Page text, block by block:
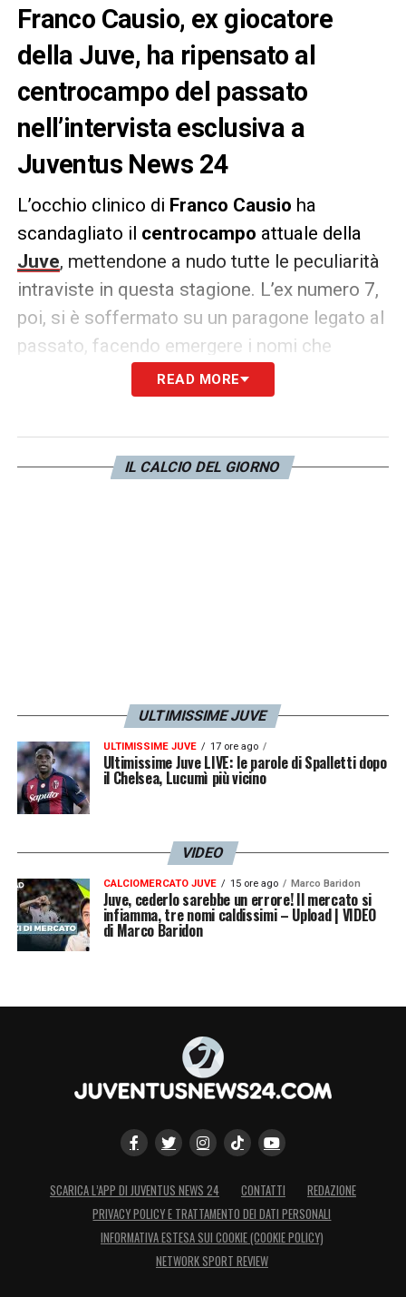
Franco Causio, ex giocatore
della Juve, ha ripensato al
centrocampo del passato
nell’intervista esclusiva a
Juventus News 24
L’occhio clinico di Franco Causio ha
scandagliato il centrocampo attuale della
Juve, mettendone a nudo tutte le peculiarità
intraviste in questa stagione. L’ex numero 7,
poi, si è soffermato su un paragone legato al
passato, facendo emergere i nomi che
componevano quelreparto…
L’INTERVISTA ESCLUSIVA INTEGRALE
mancati, perché gli altri anni risultavano
LA PLAYLIST DELLE NOSTRE TOP NEWS
READ MORE
IL CALCIO DEL GIORNO
ULTIMISSIME JUVE
ULTIMISSIME JUVE 17 ore ago
Ultimissime Juve LIVE: le parole di Spalletti dopo
il Chelsea, Lucumì più vicino
VIDEO
CALCIOMERCATO JUVE 15 ore ago Marco Baridon
Juve, cederlo sarebbe un errore! Il mercato si
infiamma, tre nomi caldissimi – Upload | VIDEO
di Marco Baridon
SCARICA L’APP DI JUVENTUS NEWS 24 CONTATTI
REDAZIONE
PRIVACY POLICY E TRATTAMENTO DEI DATI PERSONALI
INFORMATIVA ESTESA SUI COOKIE (COOKIE POLICY)
NETWORK SPORT REVIEW